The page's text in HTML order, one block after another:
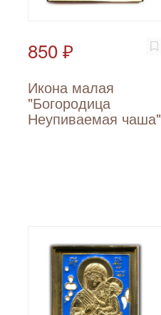
850 ₽
Икона малая
"Богородица
Неупиваемая чаша"